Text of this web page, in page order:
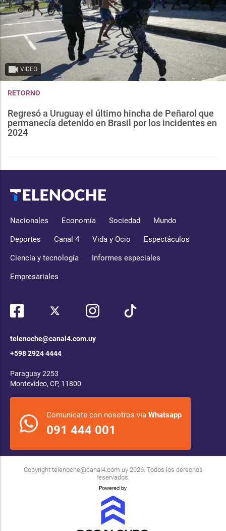
VIDEO
RETORNO
Regresó a Uruguay el último hincha de Peñarol que
permanecía detenido en Brasil por los incidentes en
2024
Nacionales Economía Sociedad Mundo
Deportes Canal 4 Vida y Ocio Espectáculos
Ciencia y tecnología Informes especiales
Empresariales
telenoche@canal4.com.uy
+598 2924 4444
Paraguay 2253
Montevideo, CP, 11800
Comunicate con nosotros via Whatsapp
091 444 001
Copyright telenoche@canal4.com.uy2026. Todos los derechos
reservados.